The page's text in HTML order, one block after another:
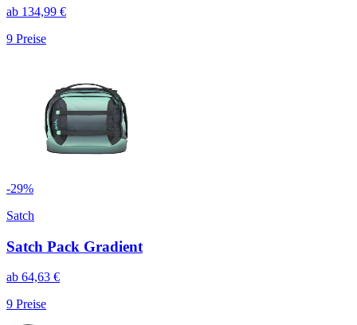
ab 134,99 €
9 Preise
-29%
Satch
Satch Pack Gradient
ab 64,63 €
9 Preise